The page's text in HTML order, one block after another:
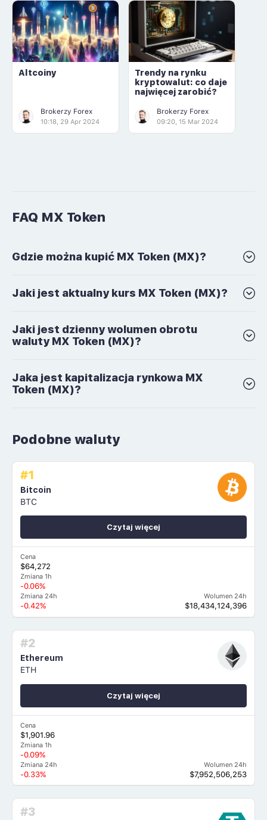
Altcoiny
Brokerzy Forex
10:18, 29 Apr 2024
Trendy na rynku
kryptowalut: co daje
najwięcej zarobić?
Brokerzy Forex
09:20, 15 Mar 2024
FAQ MX Token
Gdzie można kupić MX Token (MX)?
Jaki jest aktualny kurs MX Token (MX)?
Jaki jest dzienny wolumen obrotu
waluty MX Token (MX)?
Jaka jest kapitalizacja rynkowa MX
Token (MX)?
Podobne waluty
#1
Bitcoin
BTC
Cena
$64,272
Zmiana 1h
-0.06%
Zmiana 24h
-0.42%
Wolumen 24h
$18,434,124,396
Czytaj więcej
#2
Ethereum
ETH
Cena
$1,901.96
Zmiana 1h
-0.09%
Zmiana 24h
-0.33%
Wolumen 24h
$7,952,506,253
Czytaj więcej
#3